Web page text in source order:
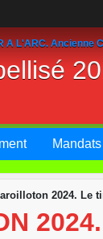
A L'ARC. Ancienne
Mandats
2024. Le